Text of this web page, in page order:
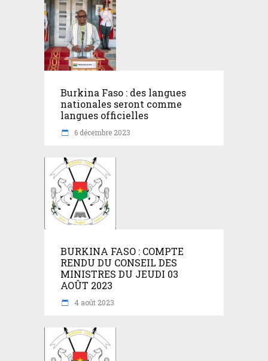
Burkina Faso : des langues
nationales seront comme
langues officielles
6 décembre 2023
BURKINA FASO : COMPTE
RENDU DU CONSEIL DES
MINISTRES DU JEUDI 03
AOÛT 2023
4 août 2023